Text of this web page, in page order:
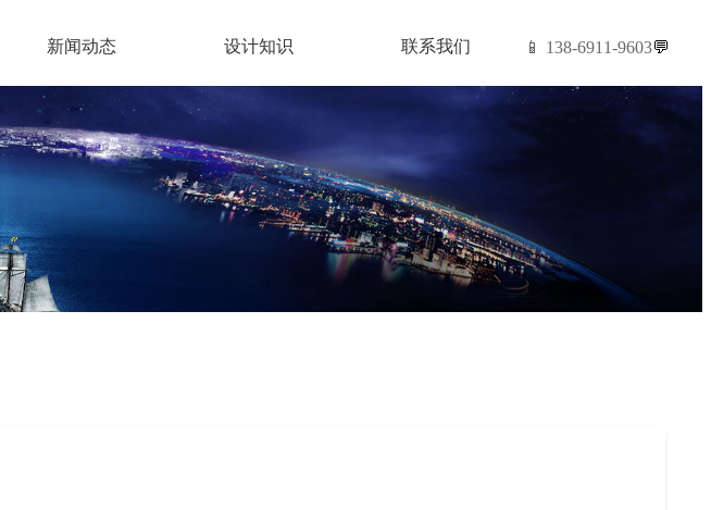
新闻动态 设计知识 联系我们 📱 138-6911-9603💬